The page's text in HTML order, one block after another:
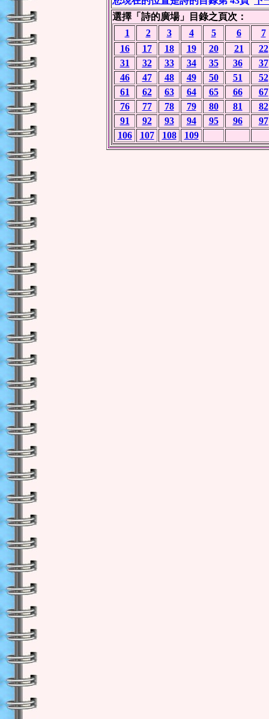
選擇「詩的廣場」目錄之頁次：
1
2 3 4 5 6
7
16
17 18 19 20 21
22
31
32 33 34 35 36
37
46
47 48 49 50 51
52
61
62 63 64 65 66
67
76
77 78 79 80 81
82
91
92 93 94 95 96
97
106
107 108 109